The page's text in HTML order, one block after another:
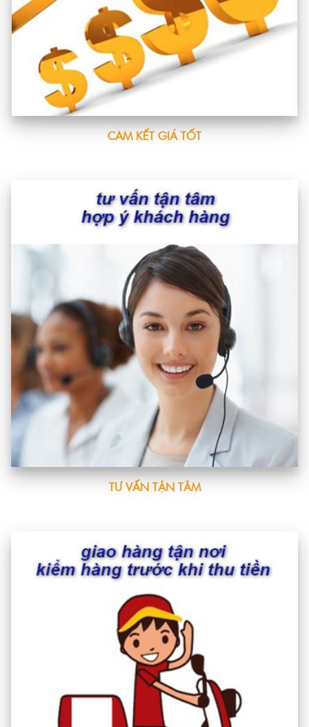
CAM KẾT GIÁ TỐT
TƯ VẤN TẬN TÂM